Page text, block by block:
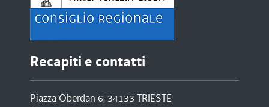
Recapiti e contatti
Piazza Oberdan 6, 34133 TRIESTE